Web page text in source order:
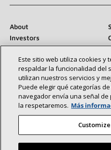
About
Investors
Suppliers
Newsroom
Conéctese con nosotros:
Este sitio web utiliza cookies y
respaldar la funcionalidad del
utilizan nuestros servicios y
Puede elegir qué categorías
navegador envía una señal
la respetaremos. Más